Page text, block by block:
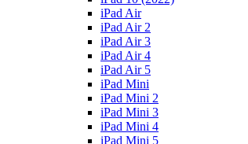
iPad Air
iPad Air 2
iPad Air 3
iPad Air 4
iPad Air 5
iPad Mini
iPad Mini 2
iPad Mini 3
iPad Mini 4
iPad Mini 5